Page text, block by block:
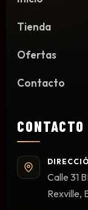
Herramientas y
Cremas y Scrubs
Otros
Equipos y Más
Lo Nuevo
Ofertas
Tienda
Ofertas
Contacto
CONTACTO
Calle 31
Rexville,